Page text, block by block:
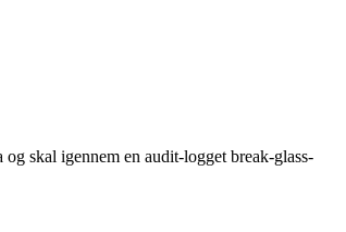
skal igennem en audit-logget break-glass-